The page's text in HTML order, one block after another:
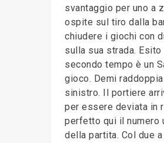
svantaggio per uno a
ospite sul tiro dalla
chiudere i giochi con
sulla sua strada.
secondo tempo è un
gioco. Demi
sinistro. Il portiere
per essere deviata in
perfetto qui il numero
della partita. Col due